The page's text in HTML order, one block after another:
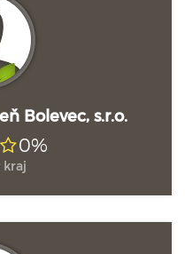
Bolevec, s.r.o.
0%
kraj